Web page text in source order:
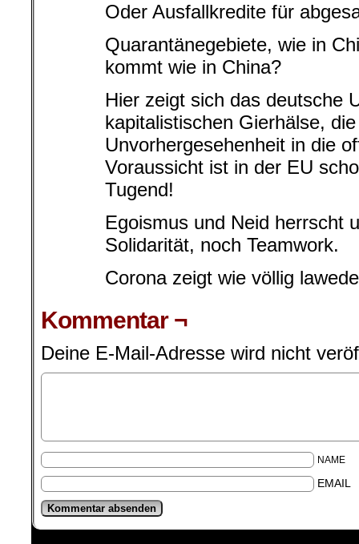
Oder Ausfallkredite für
Quarantänegebiete, wie in
kommt wie in China?
Hier zeigt sich das deutsche
kapitalistischen Gierhälse,
Unvorhergesehenheit in die
Voraussicht ist in der EU
Tugend!
Egoismus und Neid herrscht
Solidarität, noch Teamwork.
Corona zeigt wie völlig
Kommentar ¬
Deine E-Mail-Adresse wird nicht
NAME
EMAIL